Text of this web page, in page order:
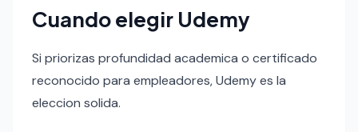
Cuando elegir Udemy
Si priorizas profundidad academica o certificado
reconocido para empleadores, Udemy es la
eleccion solida.